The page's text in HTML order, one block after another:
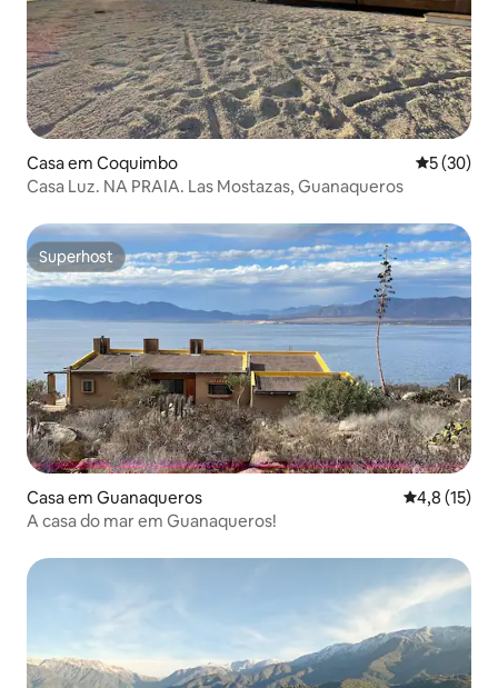
Casa em Coquimbo
5 (30)
Casa Luz. NA PRAIA. Las Mostazas, Guanaqueros
Superhost
Superhost
Casa em Guanaqueros
4,8 (15)
A casa do mar em Guanaqueros!